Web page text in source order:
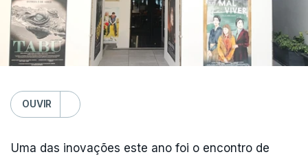
OUVIR
Uma das inovações este ano foi o encontro de